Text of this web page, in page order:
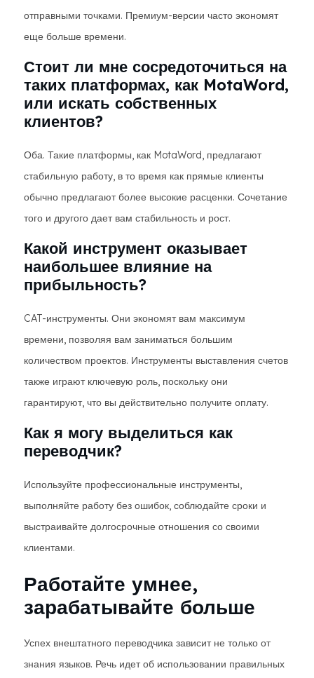
отправными точками. Премиум-версии часто экономят
еще больше времени.
Стоит ли мне сосредоточиться на
таких платформах, как MotaWord,
или искать собственных
клиентов?
Оба. Такие платформы, как MotaWord, предлагают
стабильную работу, в то время как прямые клиенты
обычно предлагают более высокие расценки. Сочетание
того и другого дает вам стабильность и рост.
Какой инструмент оказывает
наибольшее влияние на
прибыльность?
CAT-инструменты. Они экономят вам максимум
времени, позволяя вам заниматься большим
количеством проектов. Инструменты выставления счетов
также играют ключевую роль, поскольку они
гарантируют, что вы действительно получите оплату.
Как я могу выделиться как
переводчик?
Используйте профессиональные инструменты,
выполняйте работу без ошибок, соблюдайте сроки и
выстраивайте долгосрочные отношения со своими
клиентами.
Работайте умнее,
зарабатывайте больше
Успех внештатного переводчика зависит не только от
знания языков. Речь идет об использовании правильных